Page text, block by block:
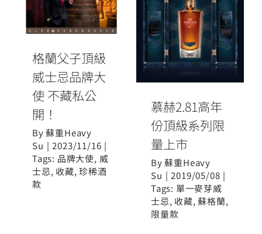
威士忌品牌大
使 不藏私公
格蘭父子頂級
威士忌品牌大
使 不藏私公
開！
By蘇重Heavy
Su | 2023/11/16 |
Tags: 品牌大使, 威
士忌, 收藏,珍稀酒
款
慕赫2.81高年
份頂級系列限
量上市
慕赫2.81高年
份頂級系列限
量上市
By蘇重Heavy
Su | 2019/05/08 |
Tags: 單一麥芽威
士忌, 收藏,蘇格蘭,
限量款